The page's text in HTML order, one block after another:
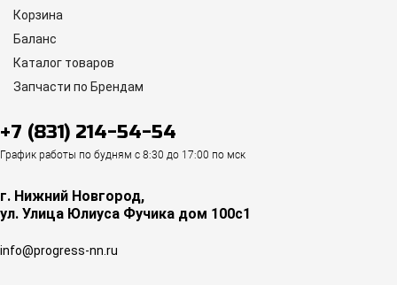
Корзина
Баланс
Каталог товаров
Запчасти по Брендам
+7 (831) 214-54-54
График работы по будням с 8:30 до 17:00 по мск
г. Нижний Новгород,
ул. Улица Юлиуса Фучика дом 100с1
info@progress-nn.ru